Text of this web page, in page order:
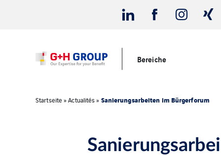
Bereiche
Startseite »Actualités» Sanierungsarbeiten im Bürgerforum